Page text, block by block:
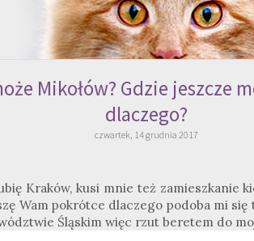
Mikołów? Gdzie jeszcze
dlaczego?
czwartek, 14 grudnia 2017
Kraków, kusi mnie też zamieszkanie
Wam pokrótce dlaczego podoba mi się
Śląskim więc rzut beretem do